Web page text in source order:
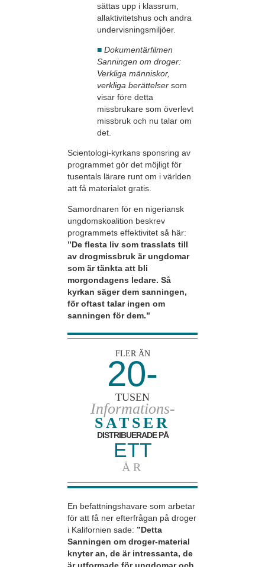
sättas upp i klassrum,
allaktivitetshus och andra
undervisningsmiljöer.
■ Dokumentärfilmen
Sanningen om droger:
Verkliga människor,
verkliga berättelser som
visar före detta
missbrukare som överlevt
missbruk och nu talar om
det.
Scientologi-kyrkans sponsring av
programmet gör det möjligt för
tusentals lärare runt om i världen
att få materialet gratis.
Samordnaren för en nigeriansk
ungdomskoalition beskrev
programmets effektivitet så här:
”De flesta liv som trasslats till
av drogmissbruk är ungdomar
som är tänkta att bli
morgondagens ledare. Så
kyrkan säger dem sanningen,
för oftast talar ingen om
sanningen för dem.”
FLER ÄN
20-
TUSEN
Informations-
SATSER
DISTRIBUERADE PÅ
ETT
ÅR
En befattningshavare som arbetar
för att få ner efterfrågan på droger
i Kalifornien sade: ”Detta
Sanningen om droger-material
knyter an, de är intressanta, de